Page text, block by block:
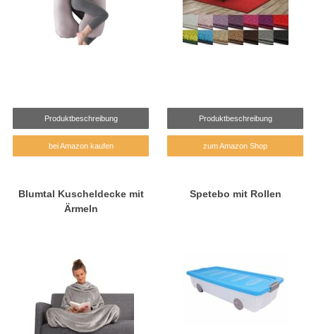
Produktbeschreibung
bei Amazon kaufen
Produktbeschreibung
zum Amazon Shop
Blumtal Kuscheldecke mit
Ärmeln
Spetebo mit Rollen